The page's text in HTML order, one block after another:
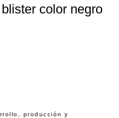
color negro
producción y